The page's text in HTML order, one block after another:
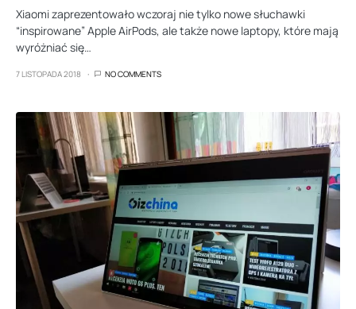
Xiaomi zaprezentowało wczoraj nie tylko nowe słuchawki
“inspirowane” Apple AirPods, ale także nowe laptopy, które mają
wyróżniać się…
7 LISTOPADA 2018 NO COMMENTS